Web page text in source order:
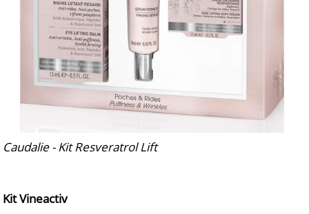
Caudalie - Kit Resveratrol Lift
Kit Vineactiv